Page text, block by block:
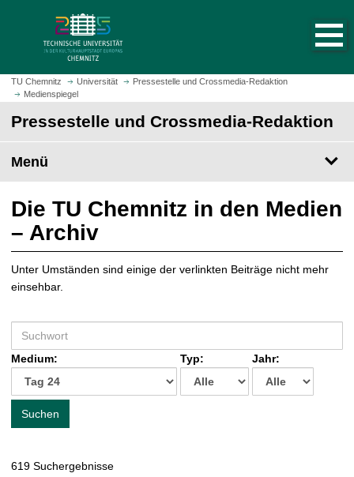
m
H
t
s
i
e
a
u
f
r
u
f
e
TU Chemnitz Universität
Pressestelle und Crossmedia-Redaktion
Medienspiegel
Pressestelle und Crossmedia-Redaktion
Menü
Die TU Chemnitz in den Medien
– Archiv
Unter Umständen sind einige der verlinkten Beiträge nicht mehr
einsehbar.
u
c
e
h
Medium: Typ: Jahr:
Suchen
619 Suchergebnisse